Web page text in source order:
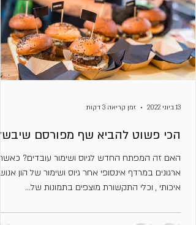
הכי פשוט להביא שף מפורסם שיבשל
האם זה המפתח החדש לגיוס ושימור עובדים?
ארגונים במרדף אינסופי אחר גיוס ושימור של
איכותי , וכלי התקשורת מוצפים בתמונות של...
13 ביוני 2022 זמן קריאה 3 דקות